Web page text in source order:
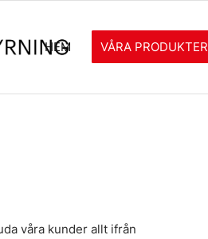
HEM VÅRA PRODUKTER
våra kunder allt ifrån